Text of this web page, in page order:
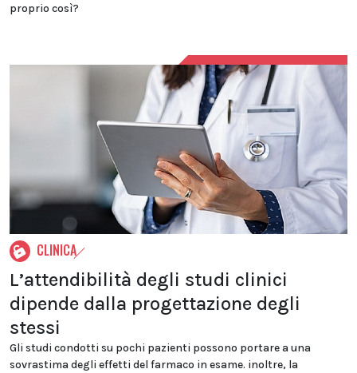
proprio così?
CLINICA
L’attendibilità degli studi clinici
dipende dalla progettazione degli
stessi
Gli studi condotti su pochi pazienti possono portare a una
sovrastima degli effetti del farmaco in esame. inoltre, la